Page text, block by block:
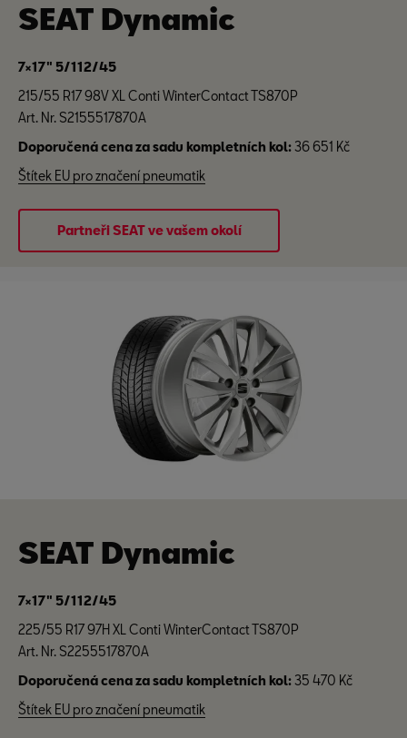
SEAT Dynamic
7×17" 5/112/45
215/55 R17 98V XL Conti WinterContact TS870P
Art. Nr. S2155517870A
Doporučená cena za sadu kompletních kol:36 651 Kč
Štítek EU pro značení pneumatik
Partneři SEAT ve vašem okolí
SEAT Dynamic
7×17" 5/112/45
225/55 R17 97H XL Conti WinterContact TS870P
Art. Nr. S2255517870A
Doporučená cena za sadu kompletních kol:35 470 Kč
Štítek EU pro značení pneumatik